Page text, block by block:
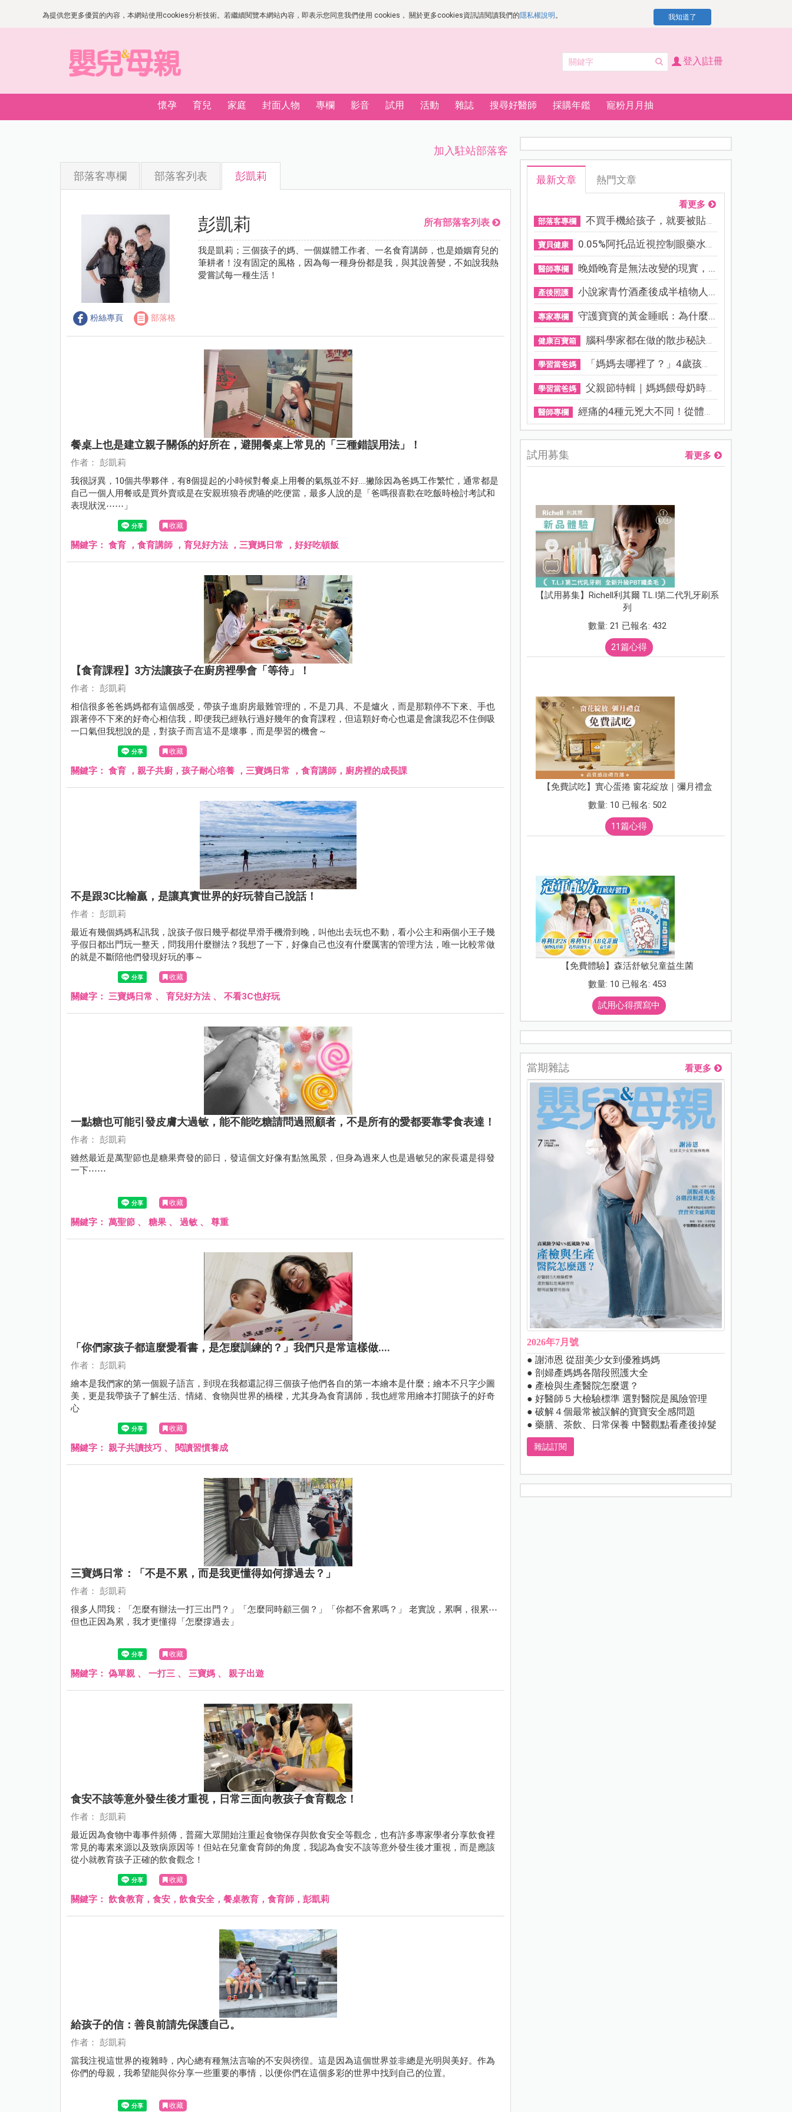
為提供您更多優質的內容，本網站使用cookies分析技術。若繼續閱覽本網站內容，即表示您同意我們使用 cookies， 關於更多cookies資訊請閱讀我們的隱私權說明 。 我知道了
登入|註冊
懷孕 育兒 家庭 封面人物 專欄 影音 試用 活動 雜誌 搜尋好醫師 採購年鑑 寵粉月月抽
加入駐站部落客
部落客專欄 部落客列表 彭凱莉
粉絲專頁 部落格
彭凱莉 所有部落客列表
我是凱莉；三個孩子的媽、一個媒體工作者、一名食育講師，也是婚姻育兒的
筆耕者！沒有固定的風格，因為每一種身份都是我，與其說善變，不如說我熱
愛嘗試每一種生活！
餐桌上也是建立親子關係的好所在，避開餐桌上常見的「三種錯誤用法」！
作者： 彭凱莉
我很訝異，10個共學夥伴，有8個提起的小時候對餐桌上用餐的氣氛並不好....撇除因為爸媽工作繁忙，通常都是
自己一個人用餐或是買外賣或是在安親班狼吞虎嚥的吃便當，最多人說的是「爸嗎很喜歡在吃飯時檢討考試和
表現狀況⋯⋯」
收藏
關鍵字： 食育 ，食育講師 ，育兒好方法 ，三寶媽日常 ，好好吃頓飯
【食育課程】3方法讓孩子在廚房裡學會「等待」！
作者： 彭凱莉
相信很多爸爸媽媽都有這個感受，帶孩子進廚房最難管理的，不是刀具、不是爐火，而是那顆停不下來、手也
跟著停不下來的好奇心相信我，即便我已經執行過好幾年的食育課程，但這顆好奇心也還是會讓我忍不住倒吸
一口氣但我想說的是，對孩子而言這不是壞事，而是學習的機會～
收藏
關鍵字： 食育 ，親子共廚，孩子耐心培養 ，三寶媽日常 ，食育講師，廚房裡的成長課
不是跟3C比輸贏，是讓真實世界的好玩替自己說話！
作者： 彭凱莉
最近有幾個媽媽私訊我，說孩子假日幾乎都從早滑手機滑到晚，叫他出去玩也不動，看小公主和兩個小王子幾
乎假日都出門玩一整天，問我用什麼辦法？我想了一下，好像自己也沒有什麼厲害的管理方法，唯一比較常做
的就是不斷陪他們發現好玩的事～
收藏
關鍵字： 三寶媽日常 、 育兒好方法 、 不看3C也好玩
一點糖也可能引發皮膚大過敏，能不能吃糖請問過照顧者，不是所有的愛都要靠零食表達！
作者： 彭凱莉
雖然最近是萬聖節也是糖果齊發的節日，發這個文好像有點煞風景，但身為過來人也是過敏兒的家長還是得發
一下⋯⋯
收藏
關鍵字： 萬聖節 、 糖果 、 過敏 、 尊重
「你們家孩子都這麼愛看書，是怎麼訓練的？」我們只是常這樣做....
作者： 彭凱莉
繪本是我們家的第一個親子語言，到現在我都還記得三個孩子他們各自的第一本繪本是什麼；繪本不只字少圖
美，更是我帶孩子了解生活、情緒、食物與世界的橋樑，尤其身為食育講師，我也經常用繪本打開孩子的好奇
心
收藏
關鍵字： 親子共讀技巧 、 閱讀習慣養成
三寶媽日常：「不是不累，而是我更懂得如何撐過去？」
作者： 彭凱莉
很多人問我：「怎麼有辦法一打三出門？」「怎麼同時顧三個？」「你都不會累嗎？」 老實說，累啊，很累⋯
但也正因為累，我才更懂得「怎麼撐過去」
收藏
關鍵字： 偽單親 、 一打三 、 三寶媽 、 親子出遊
食安不該等意外發生後才重視，日常三面向教孩子食育觀念！
作者： 彭凱莉
最近因為食物中毒事件頻傳，普羅大眾開始注重起食物保存與飲食安全等觀念，也有許多專家學者分享飲食裡
常見的毒素來源以及致病原因等！但站在兒童食育師的角度，我認為食安不該等意外發生後才重視，而是應該
從小就教育孩子正確的飲食觀念！
收藏
關鍵字： 飲食教育，食安，飲食安全，餐桌教育，食育師，彭凱莉
給孩子的信：善良前請先保護自己。
作者： 彭凱莉
當我注視這世界的複雜時，內心總有種無法言喻的不安與徬徨。這是因為這個世界並非總是光明與美好。作為
你們的母親，我希望能與你分享一些重要的事情，以便你們在這個多彩的世界中找到自己的位置。
收藏
最新文章 熱門文章
看更多
部落客專欄 不買手機給孩子，就要被貼「...
寶貝健康 0.05%阿托品近視控制眼藥水納...
醫師專欄 晚婚晚育是無法改變的現實，...
產後照護 小說家青竹酒產後成半植物人...
專家專欄 守護寶寶的黃金睡眠：為什麼...
健康百寶箱 腦科學家都在做的散步秘訣！...
學習當爸媽 「媽媽去哪裡了？」4歲孩子還...
學習當爸媽 父親節特輯｜媽媽餵母奶時，...
醫師專欄 經痛的4種元兇大不同！從體質...
試用募集 看更多
【試用募集】Richell利其爾 T.L.I第二代乳牙刷系
列
數量: 21 已報名: 432
21篇心得
【免費試吃】實心蛋捲 窗花綻放｜彌月禮盒
數量: 10 已報名: 502
11篇心得
【免費體驗】森活舒敏兒童益生菌
數量: 10 已報名: 453
試用心得撰寫中
當期雜誌 看更多
2026年7月號
● 謝沛恩 從甜美少女到優雅媽媽
● 剖婦產媽媽各階段照護大全
● 產檢與生產醫院怎麼選？
● 好醫師５大檢驗標準 選對醫院是風險管理
● 破解４個最常被誤解的寶寶安全感問題
● 藥膳、茶飲、日常保養 中醫觀點看產後掉髮
雜誌訂閱